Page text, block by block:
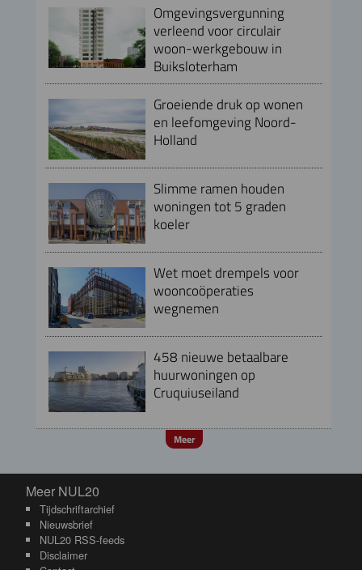
Omgevingsvergunning
verleend voor circulair
woon-werkgebouw in
Buiksloterham
Groeiende druk op wonen
en leefomgeving Noord-
Holland
Slimme ramen houden
woningen tot 5 graden
koeler
Wet moet drempels voor
wooncoöperaties
wegnemen
458 nieuwe betaalbare
huurwoningen op
Cruquiuseiland
Meer
Meer NUL20
Meer NUL20
Tijdschriftarchief
Nieuwsbrief
NUL20 RSS-feeds
Disclaimer